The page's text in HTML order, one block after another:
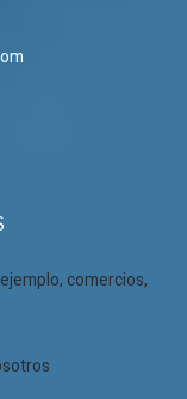
comercios,